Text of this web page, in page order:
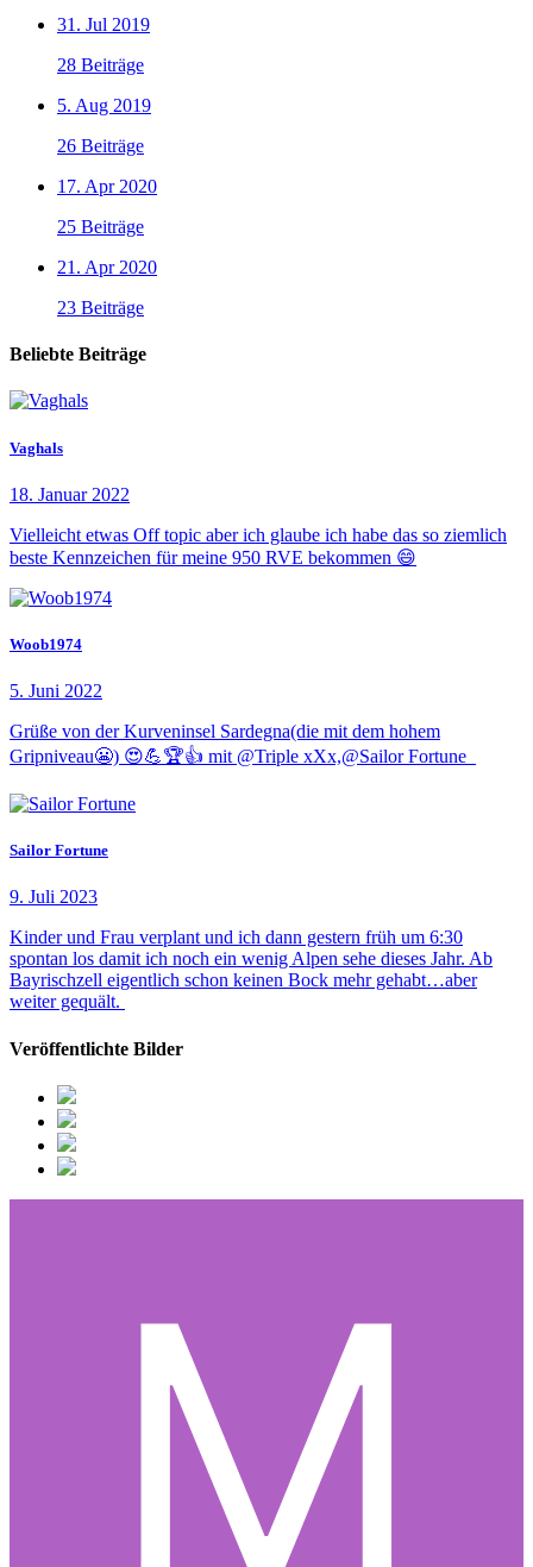
31. Jul 2019
28 Beiträge
5. Aug 2019
26 Beiträge
17. Apr 2020
25 Beiträge
21. Apr 2020
23 Beiträge
Beliebte Beiträge
Vaghals
18. Januar 2022
Vielleicht etwas Off topic aber ich glaube ich habe das so ziemlich
beste Kennzeichen für meine 950 RVE bekommen 😄
Woob1974
5. Juni 2022
Grüße von der Kurveninsel Sardegna(die mit dem hohem
Gripniveau😬) 😍💪🏆👍 mit @Triple xXx,@Sailor Fortune
Sailor Fortune
9. Juli 2023
Kinder und Frau verplant und ich dann gestern früh um 6:30
spontan los damit ich noch ein wenig Alpen sehe dieses Jahr. Ab
Bayrischzell eigentlich schon keinen Bock mehr gehabt…aber
weiter gequält.
Veröffentlichte Bilder